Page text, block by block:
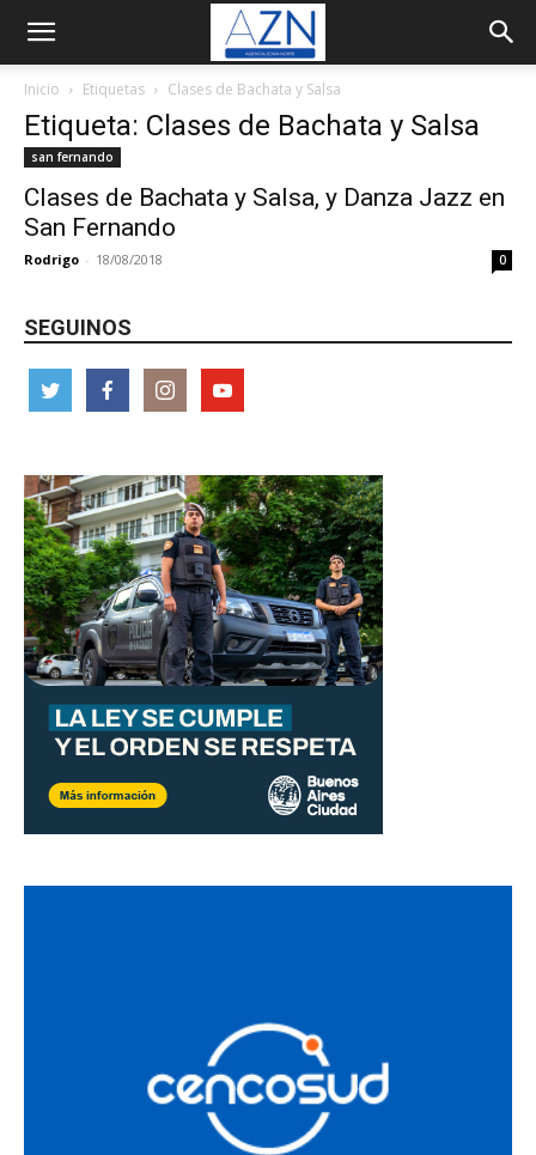
Inicio Etiquetas Clases de Bachata y Salsa
Etiqueta: Clases de Bachata y Salsa
san fernando
Clases de Bachata y Salsa, y Danza Jazz en
San Fernando
Rodrigo - 18/08/2018 0
SEGUINOS